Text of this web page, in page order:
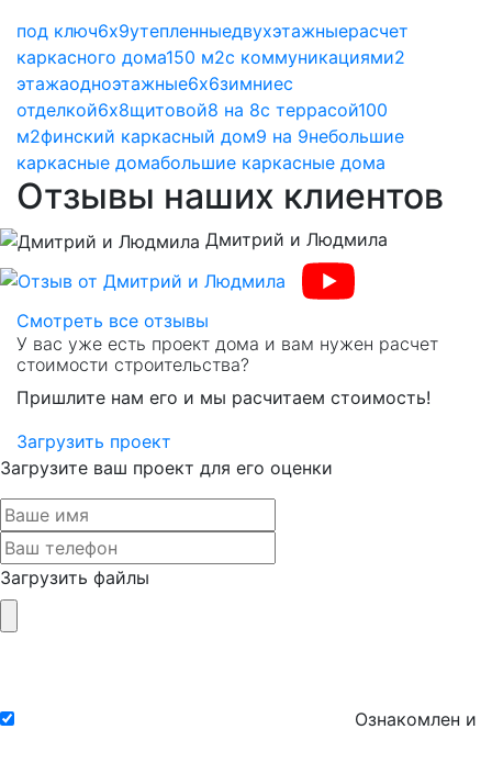
под ключ6х9утепленныедвухэтажныерасчет
каркасного дома150 м2с коммуникациями2
этажаодноэтажные6х6зимниес
отделкой6х8щитовой8 на 8с террасой100
м2финский каркасный дом9 на 9небольшие
каркасные домабольшие каркасные дома
Отзывы наших клиентов
Дмитрий и Людмила
Previous
Смотреть все отзывы
У вас уже есть проект дома и вам нужен расчет
стоимости строительства?
Пришлите нам его и мы расчитаем стоимость!
Загрузить проект
Загрузите ваш проект для его оценки
Загрузить файлы
Ознакомлен и